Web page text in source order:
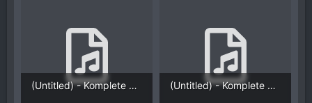
(Untitled) - Komplete Kontrol 1 - 2021-10-01-17-30-32.mp3 (Untitled) - Komplete Kontrol 2 - 2021-10-01-17-30-32.mp3